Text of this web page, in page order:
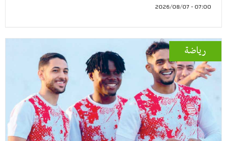
07:00 - 2026/08/07
رياضة